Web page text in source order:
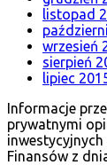
listopad
wrzesień
sierpień
lipiec
Informacje
prywatnymi
Finansów z